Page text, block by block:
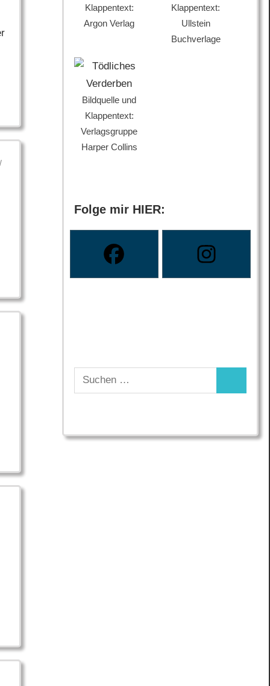
/
Klappentext:
Argon Verlag
Klappentext:
Ullstein
Buchverlage
Bildquelle und
Klappentext:
Verlagsgruppe
Harper Collins
Folge mir HIER:
Suchen
nach: